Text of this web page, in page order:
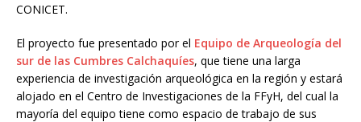
CONICET.
El proyecto fue presentado por el Equipo de Arqueología del
sur de las Cumbres Calchaquíes, que tiene una larga
experiencia de investigación arqueológica en la región y estará
alojado en el Centro de Investigaciones de la FFyH, del cual la
mayoría del equipo tiene como espacio de trabajo de sus